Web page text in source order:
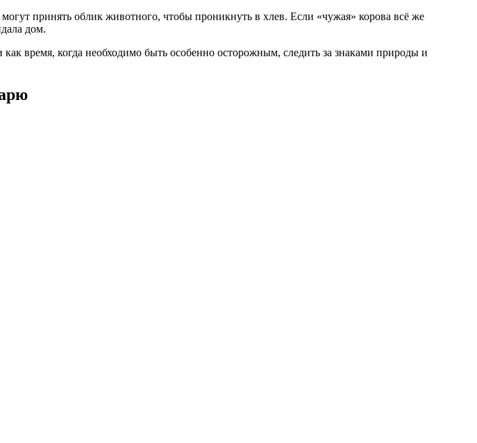
принять облик животного, чтобы проникнуть в хлев. Если «чужая» корова всё же
дом.
время, когда необходимо быть особенно осторожным, следить за знаками природы и